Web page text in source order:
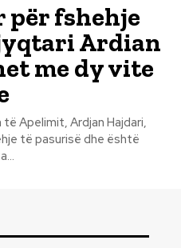
për fshehje
Ardian
me dy vite
Apelimit, Ardjan Hajdari,
të pasurisë dhe është